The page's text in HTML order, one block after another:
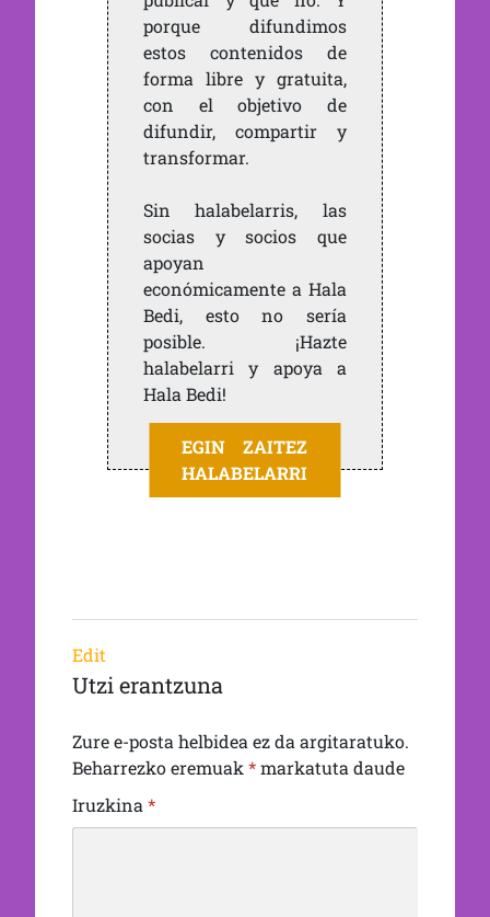
porque difundimos
estos contenidos de
forma libre y gratuita,
con el objetivo de
difundir, compartir y
transformar.
Sin halabelarris, las
socias y socios que
apoyan
económicamente a Hala
Bedi, esto no sería
posible. ¡Hazte
halabelarri y apoya a
Hala Bedi!
EGIN ZAITEZ
HALABELARRI
Edit
Utzi erantzuna
Zure e-posta helbidea ez da argitaratuko.
Beharrezko eremuak *markatuta daude
Iruzkina *